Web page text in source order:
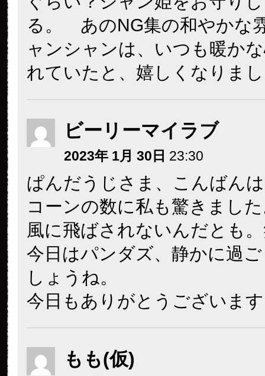
る。 あのNG集の和やかな
ャンシャンは、いつも暖か
れていたと、嬉しくなりま
ビーリーマイラブ
2023年 1月 30日 23:30
ぱんだうじさま、こんばん
コーンの数に私も驚きまし
風に飛ばされないんだとも
今日はパンダズ、静かに過
しょうね。
今日もありがとうございま
もも(仮)